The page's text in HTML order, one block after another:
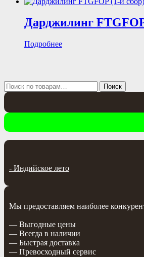
Дарджилинг
Подробнее
Искать: Поиск
- Индийское лето
Мы предоставляем наиболее
— Выгодные цены
— Всегда в наличии
— Быстрая доставка
— Превосходный сервис